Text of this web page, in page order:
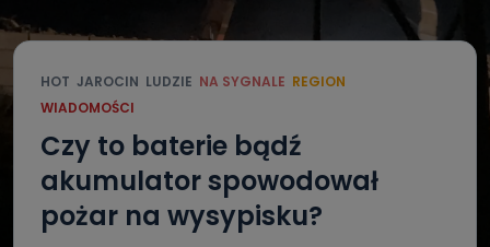
HOT JAROCIN LUDZIE NA SYGNALE REGION
WIADOMOŚCI
Czy to baterie bądź
akumulator spowodował
pożar na wysypisku?